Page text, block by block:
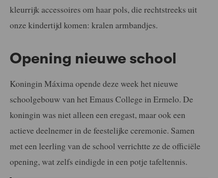
kleurrijk accessoires om haar pols, die rechtstreeks uit
onze kindertijd komen: kralen armbandjes.
Opening nieuwe school
Koningin Máxima opende deze week het nieuwe
schoolgebouw van het Emaus College in Ermelo. De
koningin was niet alleen een eregast, maar ook een
actieve deelnemer in de feestelijke ceremonie. Samen
met een leerling van de school verrichtte ze de officiële
opening, wat zelfs eindigde in een potje tafeltennis.